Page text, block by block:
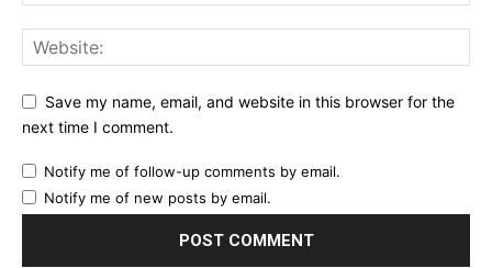
Save my name, email, and website in this browser for the
next time I comment.
Notify me of follow-up comments by email.
Notify me of new posts by email.